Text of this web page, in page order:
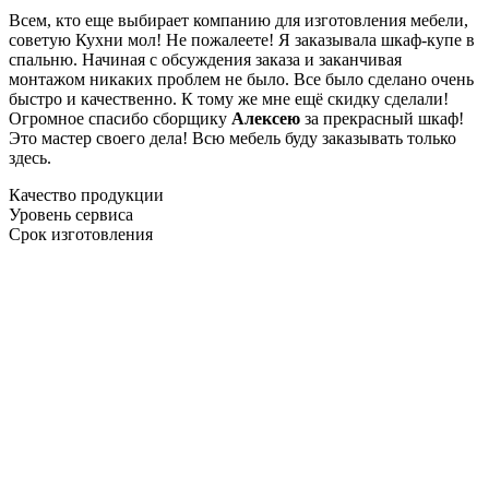
Всем, кто еще выбирает компанию для изготовления мебели,
советую Кухни мол! Не пожалеете! Я заказывала шкаф-купе в
спальню. Начиная с обсуждения заказа и заканчивая
монтажом никаких проблем не было. Все было сделано очень
быстро и качественно. К тому же мне ещё скидку сделали!
Огромное спасибо сборщику Алексею за прекрасный шкаф!
Это мастер своего дела! Всю мебель буду заказывать только
здесь.
Качество продукции
Уровень сервиса
Срок изготовления